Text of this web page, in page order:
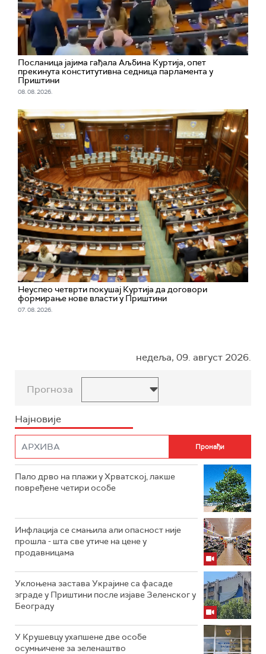
Посланица јајима гађала Аљбина Куртија, опет
прекинута конститутивна седница парламента у
Приштини
08. 08. 2026.
Неуспео четврти покушај Куртија да договори
формирање нове власти у Приштини
07. 08. 2026.
недеља, 09. август 2026.
Прогноза
Најновије
Пало дрво на плажи у Хрватској, лакше
повређене четири особе
Инфлација се смањила али опасност није
прошла - шта све утиче на цене у
продавницама
Уклоњена застава Украјине са фасаде
зграде у Приштини после изјаве Зеленског у
Београду
У Крушевцу ухапшене две особе
осумњичене за зеленаштво